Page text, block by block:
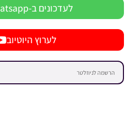
לעדכונים ב-Whatsapp
לערוץ היוטיוב